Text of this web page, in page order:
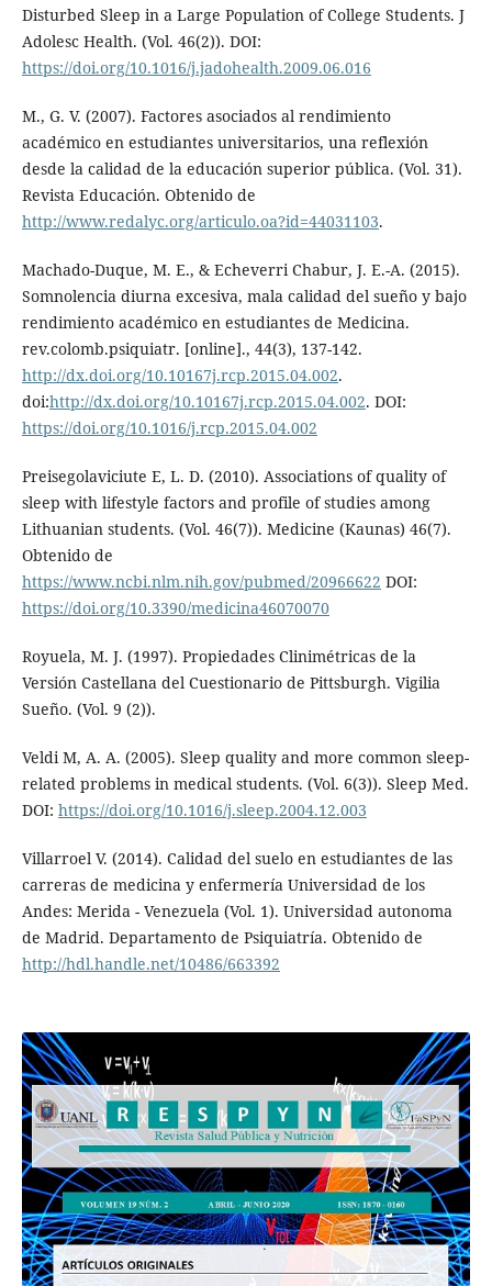
Disturbed Sleep in a Large Population of College Students. J
Adolesc Health. (Vol. 46(2)). DOI:
https://doi.org/10.1016/j.jadohealth.2009.06.016
M., G. V. (2007). Factores asociados al rendimiento
académico en estudiantes universitarios, una reflexión
desde la calidad de la educación superior pública. (Vol. 31).
Revista Educación. Obtenido de
http://www.redalyc.org/articulo.oa?id=44031103.
Machado-Duque, M. E., & Echeverri Chabur, J. E.-A. (2015).
Somnolencia diurna excesiva, mala calidad del sueño y bajo
rendimiento académico en estudiantes de Medicina.
rev.colomb.psiquiatr. [online]., 44(3), 137-142.
http://dx.doi.org/10.10167j.rcp.2015.04.002.
doi:http://dx.doi.org/10.10167j.rcp.2015.04.002. DOI:
https://doi.org/10.1016/j.rcp.2015.04.002
Preisegolaviciute E, L. D. (2010). Associations of quality of
sleep with lifestyle factors and profile of studies among
Lithuanian students. (Vol. 46(7)). Medicine (Kaunas) 46(7).
Obtenido de
https://www.ncbi.nlm.nih.gov/pubmed/20966622 DOI:
https://doi.org/10.3390/medicina46070070
Royuela, M. J. (1997). Propiedades Clinimétricas de la
Versión Castellana del Cuestionario de Pittsburgh. Vigilia
Sueño. (Vol. 9 (2)).
Veldi M, A. A. (2005). Sleep quality and more common sleep-
related problems in medical students. (Vol. 6(3)). Sleep Med.
DOI: https://doi.org/10.1016/j.sleep.2004.12.003
Villarroel V. (2014). Calidad del suelo en estudiantes de las
carreras de medicina y enfermería Universidad de los
Andes: Merida - Venezuela (Vol. 1). Universidad autonoma
de Madrid. Departamento de Psiquiatría. Obtenido de
http://hdl.handle.net/10486/663392